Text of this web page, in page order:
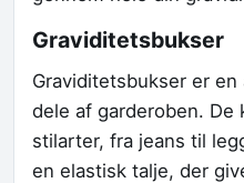
Graviditetsbukser
Graviditetsbukser er
dele af garderoben. De
stilarter, fra jeans til
en elastisk talje, der